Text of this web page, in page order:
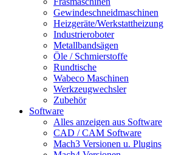
Gewindeschneidmaschinen
Heizgeräte/Werkstattheizung
Industrieroboter
Metallbandsägen
Öle / Schmierstoffe
Rundtische
Wabeco Maschinen
Werkzeugwechsler
Zubehör
Software
Alles anzeigen aus Software
CAD / CAM Software
Mach3 Versionen u. Plugins